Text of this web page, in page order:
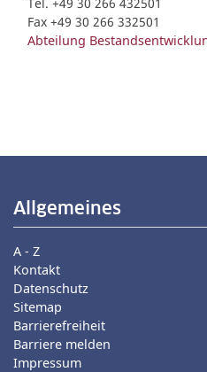
Fax +49 30 266 332501
Abteilung
Allgemeines
A - Z
Kontakt
Datenschutz
Sitemap
Barrierefreiheit
Barriere melden
Impressum